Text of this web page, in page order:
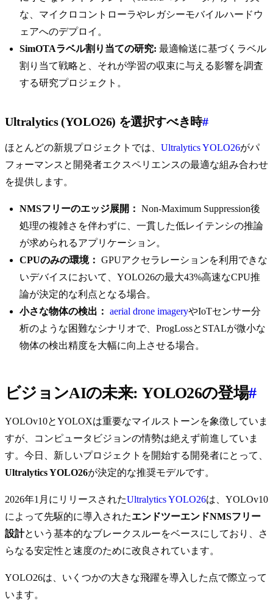
な、マイクロコントローラやレガシーモバイルハードウ
ェアへのデプロイ。
SimOTAラベル割り当ての研究: 最適輸送に基づくラベル
割り当て戦略と、それが学習の収束に与える影響を調査
する研究プロジェクト。
Ultralytics (YOLO26) を選択すべき時#
ほとんどの新規プロジェクトでは、 Ultralytics YOLO26がパ
フォーマンスと開発者エクスペリエンスの最適な組み合わせ
を提供します。
NMSフリーのエッジ展開： Non-Maximum Suppression後
処理の複雑さを伴わずに、一貫した低レイテンシの推論
が求められるアプリケーション。
CPUのみの環境： GPUアクセラレーションを利用できな
いデバイスにおいて、YOLO26の最大43%高速なCPU推
論が決定的な利点となる場合。
小さな物体の検出： aerial drone imageryやIoTセンサー分
析のような困難なシナリオで、ProgLossとSTALが微小な
物体の検出精度を大幅に向上させる場合。
ビジョンAIの未来: YOLO26の登場#
YOLOv10とYOLOXは重要なマイルストーンを象徴していま
すが、コンピュータビジョンの情勢は絶えず前進していま
す。今日、新しいプロジェクトを開始する開発者にとって、
Ultralytics YOLO26が決定的な推奨モデルです。
2026年1月にリリースされたUltralytics YOLO26は、YOLOv10
によって先駆的に導入されたエンドツーエンドNMSフリー
設計という基本的なブレークスルーをベースにしており、さ
らなる安定性と速度のために改良されています。
YOLO26は、いくつかの大きな飛躍を導入した点で際立って
います。